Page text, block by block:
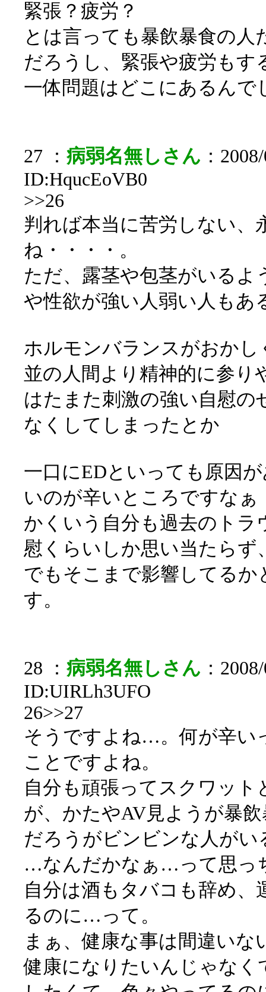
緊張？疲労？
とは言っても暴飲暴食の
だろうし、緊張や疲労もす
一体問題はどこにあるん
27 ： 病弱名無しさん ：
ID:HqucEoVB0
>>26
判れば本当に苦労しない、
ね・・・・。
ただ、露茎や包茎がいるよ
や性欲が強い人弱い人もあ
ホルモンバランスがおか
並の人間より精神的に参り
はたまた刺激の強い自慰の
なくしてしまったとか
一口にEDといっても原因
いのが辛いところですなぁ
かくいう自分も過去のトラ
慰くらいしか思い当たらず
でもそこまで影響してるか
す。
28 ： 病弱名無しさん ：
ID:UIRLh3UFO
26>>27
そうですよね…。何が辛い
ことですよね。
自分も頑張ってスクワッ
が、かたやAV見ようが暴
だろうがビンビンな人がい
…なんだかなぁ…って思っ
自分は酒もタバコも辞め、
るのに…って。
まぁ、健康な事は間違い
健康になりたいんじゃなく